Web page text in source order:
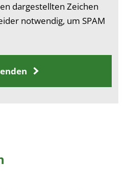
dargestellten Zeichen
notwendig, um SPAM